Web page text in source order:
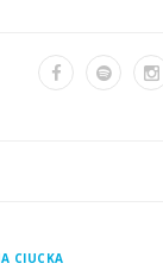
CIUCKA